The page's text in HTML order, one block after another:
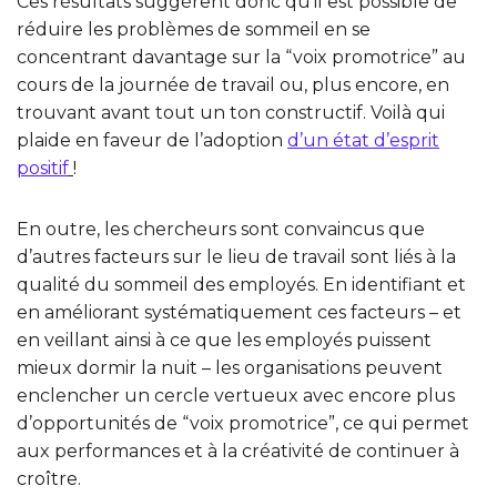
réduire les problèmes de sommeil en se
concentrant davantage sur la “voix promotrice” au
cours de la journée de travail ou, plus encore, en
trouvant avant tout un ton constructif. Voilà qui
plaide en faveur de l’adoption d’un état d’esprit
positif !
En outre, les chercheurs sont convaincus que
d’autres facteurs sur le lieu de travail sont liés à la
qualité du sommeil des employés. En identifiant et
en améliorant systématiquement ces facteurs – et
en veillant ainsi à ce que les employés puissent
mieux dormir la nuit – les organisations peuvent
enclencher un cercle vertueux avec encore plus
d’opportunités de “voix promotrice”, ce qui permet
aux performances et à la créativité de continuer à
croître.